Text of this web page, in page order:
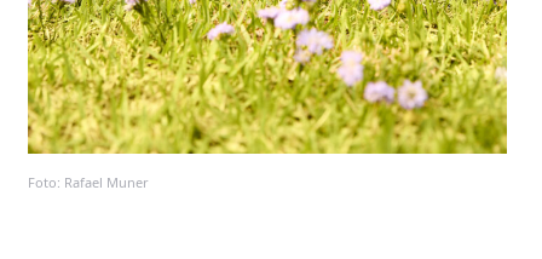
Foto: Rafael Muner